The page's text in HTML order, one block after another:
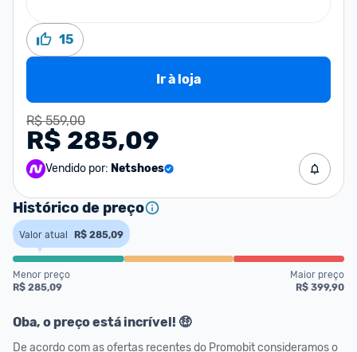
15
Ir à loja
R$ 559,00
R$ 285,09
Vendido por: Netshoes
Histórico de preço
Valor atual R$ 285,09
Menor preço
R$ 285,09
Maior preço
R$ 399,90
Oba, o preço está incrível! 🤑
De acordo com as ofertas recentes do Promobit consideramos o